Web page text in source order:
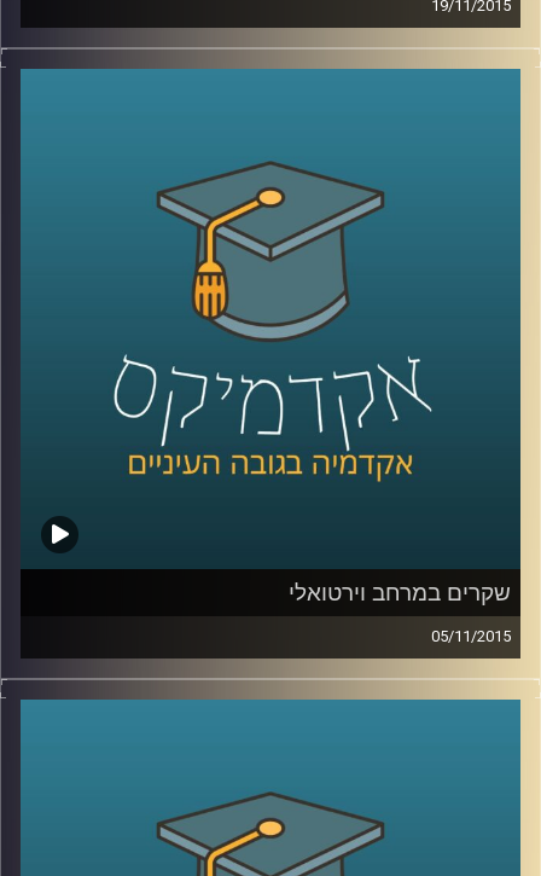
19/11/2015
דוקטור שירי רזניק מספרת על מחאות נשיות
ה-60 וה-90, סרטי דיסני, מכתבים של ילדים
וילדות למפיקי טלוויזיה והספר "המיסתורין
AudioVersity
שקרים במרחב וירטואלי
05/11/2015
רגע לפני שהוא עוזב לפוסט דוקטורט ב– NYU,
הוירטואליים. ניהול זמינות, החלפת זהויות
ומצבים נוספים גורמים לנו לסלף את האמת.
יחד עם זאת, הרשת לא אוהבת אותנו שקרנים.